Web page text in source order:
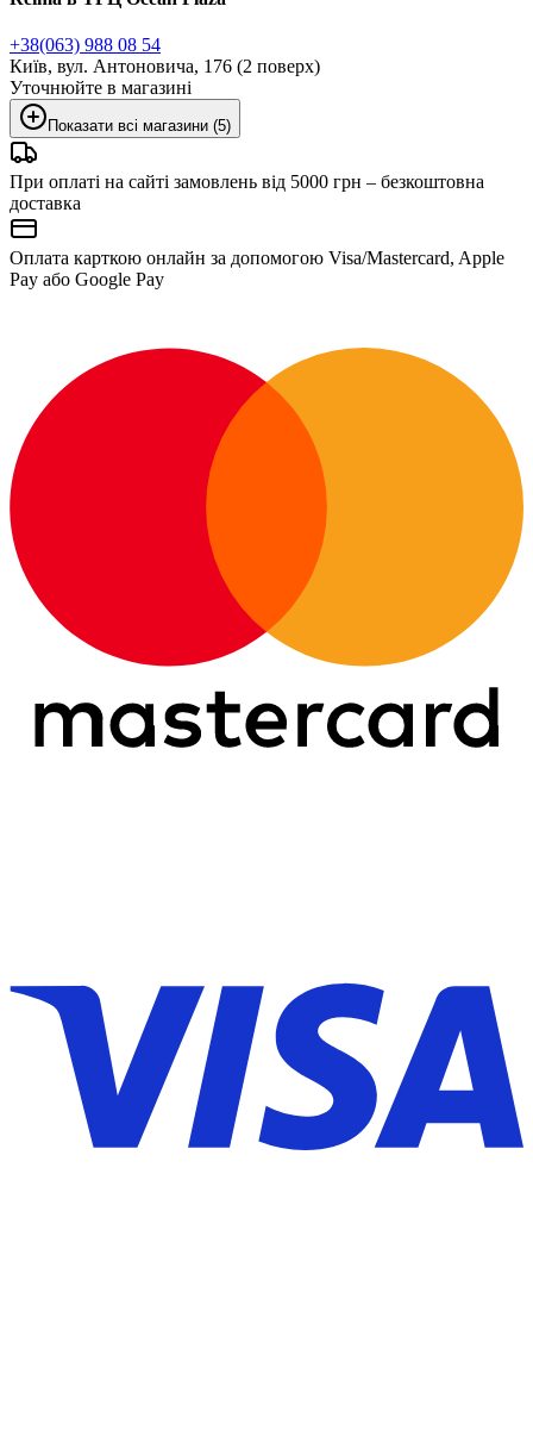
+38(063) 988 08 54
Київ, вул. Антоновича, 176 (2 поверх)
Уточнюйте в магазині
Показати всі магазини (5)
При оплаті на сайті замовлень від 5000 грн – безкоштовна
доставка
Оплата карткою онлайн за допомогою Visa/Mastercard, Apple
Pay або Google Pay